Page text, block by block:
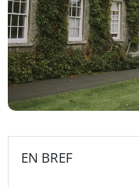
EN BREF